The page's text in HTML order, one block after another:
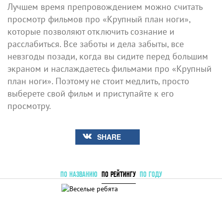
Лучшем время препровождением можно считать
просмотр фильмов про «Крупный план ноги»,
которые позволяют отключить сознание и
расслабиться. Все заботы и дела забыты, все
невзгоды позади, когда вы сидите перед большим
экраном и наслаждаетесь фильмами про «Крупный
план ноги». Поэтому не стоит медлить, просто
выберете свой фильм и приступайте к его
просмотру.
SHARE
ПО НАЗВАНИЮ ПО РЕЙТИНГУ ПО ГОДУ